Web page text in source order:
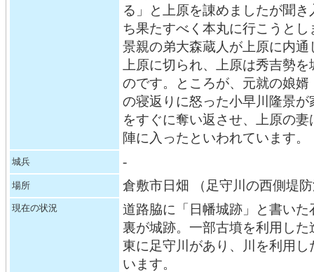
る」と上原を諌めましたが聞
ち果たすべく本丸に行こうと
景親の弟大森蔵人が上原に内通
上原に切られ、上原は秀吉勢
のです。ところが、元就の娘
の寝返りに怒った小早川隆景が
をすぐに奪い返させ、上原の
陣に入ったといわれています。
城兵 -
場所 倉敷市日畑 （足守川の西側堤
現在の状況
道路脇に「日幡城跡」と書いた
裏が城跡。一部古墳を利用し
東に足守川があり、川を利用し
います。